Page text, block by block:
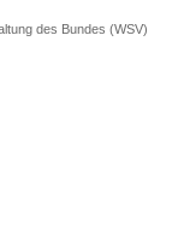
des Bundes (WSV)